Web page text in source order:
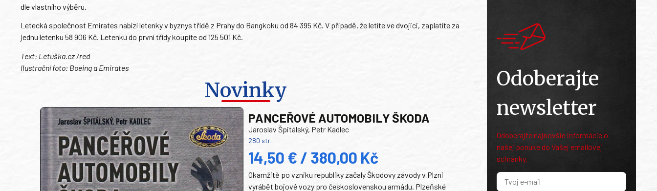
dle vlastního výběru.
Letecká společnost Emirates nabízí letenky v byznys třídě z Prahy do Bangkoku od 84 395 Kč. V případě, že letíte ve dvojici, zaplatíte za
jednu letenku 58 906 Kč. Letenku do první třídy koupíte od 125 501 Kč.
Text: Letuška.cz /red
Ilustrační foto: Boeing a Emirates
Novinky
PANCEŘOVÉ AUTOMOBILY ŠKODA
Jaroslav Špitálský, Petr Kadlec
280 str.
14,50 € / 380,00 Kč
Okamžitě po vzniku republiky začaly Škodovy závody v Plzni
vyrábět bojové vozy pro československou armádu. Plzeňské
Odoberajte
newsletter
Odoberajte najnovšie informácie o
našej ponuke do Vašej emailovej
schránky.